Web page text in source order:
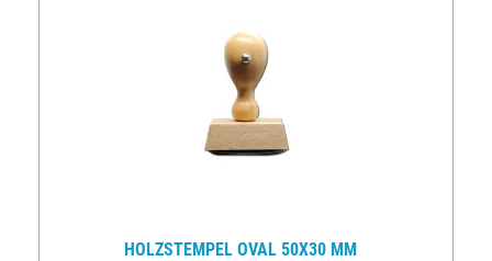
HOLZSTEMPEL OVAL 50X30 MM